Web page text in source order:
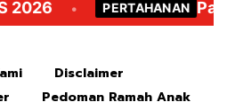
Disclaimer
Pedoman Ramah Anak